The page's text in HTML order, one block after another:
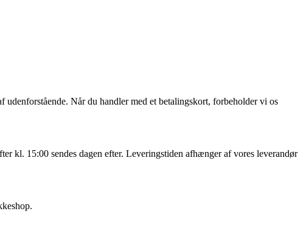
Når du handler med et betalingskort, forbeholder vi os
kl. 15:00 sendes dagen efter. Leveringstiden afhænger af vores leverandør